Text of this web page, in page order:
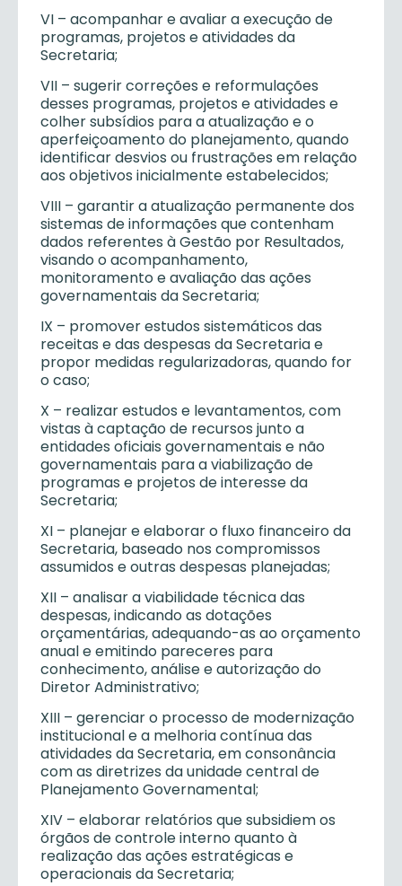
VI – acompanhar e avaliar a execução de
programas, projetos e atividades da
Secretaria;
VII – sugerir correções e reformulações
desses programas, projetos e atividades e
colher subsídios para a atualização e o
aperfeiçoamento do planejamento, quando
identificar desvios ou frustrações em relação
aos objetivos inicialmente estabelecidos;
VIII – garantir a atualização permanente dos
sistemas de informações que contenham
dados referentes à Gestão por Resultados,
visando o acompanhamento,
monitoramento e avaliação das ações
governamentais da Secretaria;
IX – promover estudos sistemáticos das
receitas e das despesas da Secretaria e
propor medidas regularizadoras, quando for
o caso;
X – realizar estudos e levantamentos, com
vistas à captação de recursos junto a
entidades oficiais governamentais e não
governamentais para a viabilização de
programas e projetos de interesse da
Secretaria;
XI – planejar e elaborar o fluxo financeiro da
Secretaria, baseado nos compromissos
assumidos e outras despesas planejadas;
XII – analisar a viabilidade técnica das
despesas, indicando as dotações
orçamentárias, adequando-as ao orçamento
anual e emitindo pareceres para
conhecimento, análise e autorização do
Diretor Administrativo;
XIII – gerenciar o processo de modernização
institucional e a melhoria contínua das
atividades da Secretaria, em consonância
com as diretrizes da unidade central de
Planejamento Governamental;
XIV – elaborar relatórios que subsidiem os
órgãos de controle interno quanto à
realização das ações estratégicas e
operacionais da Secretaria;